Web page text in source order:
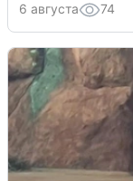
6 августа 74